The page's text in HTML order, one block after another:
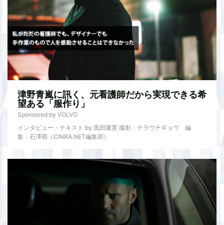
津野青嵐に訊く、元看護師だから実現できる希
望ある「服作り」
Sponsored by VOLVO
インタビュー・テキスト by 黒田隆憲 撮影：テラウチギョウ 編
集：石澤萌（CINRA.NET編集部）